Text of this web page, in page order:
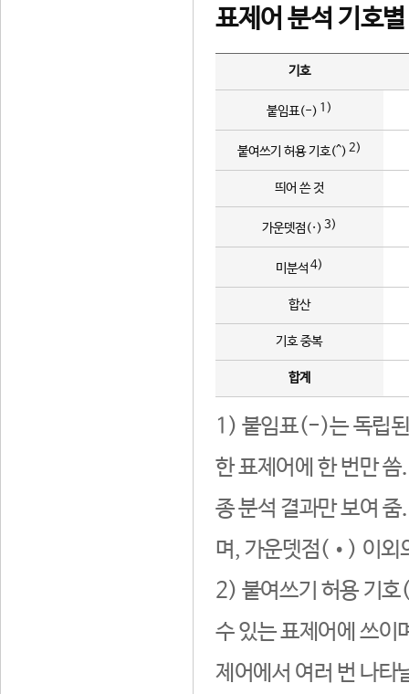
표제어 분석 기호
기호
붙임표(-) 1)
붙여쓰기 허용 기호(^) 2)
띄어 쓴 것
가운뎃점(·) 3)
미분석 4)
합산
기호 중복
합계
1) 붙임표(-)는 독립된
한 표제어에 한 번만
종 분석 결과만 보여
며, 가운뎃점(•) 이외
2) 붙여쓰기 허용 기호
수 있는 표제어에 쓰이
제어에서 여러 번 나타